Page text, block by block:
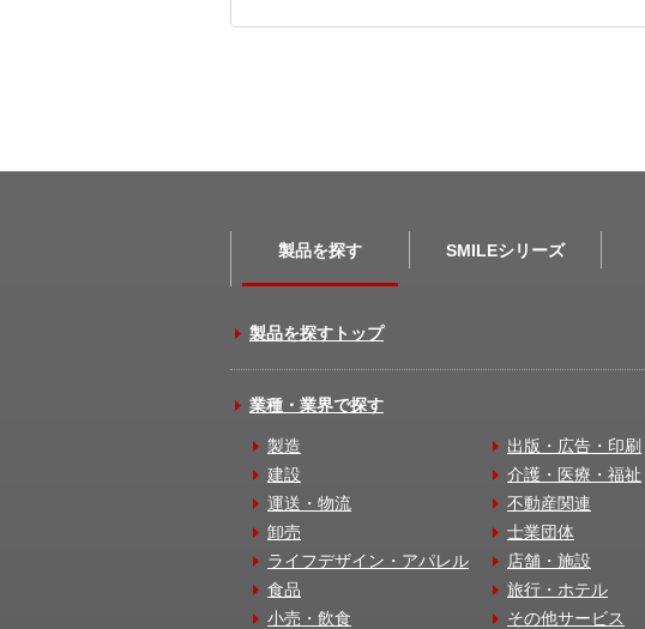
製品を探す SMILEシリーズ
製品を探すトップ
業種・業界で探す
製造
建設
運送・物流
卸売
ライフデザイン・アパレル
食品
小売・飲食
出版・広告・印刷
介護・医療・福祉
不動産関連
士業団体
店舗・施設
旅行・ホテル
その他サービス